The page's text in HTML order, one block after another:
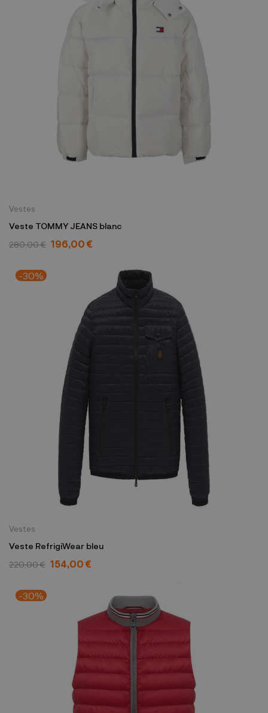
Vestes
Veste TOMMY JEANS blanc
280,00 € 196,00 €
-30%
Vestes
Veste RefrigiWear bleu
220,00 € 154,00 €
-30%